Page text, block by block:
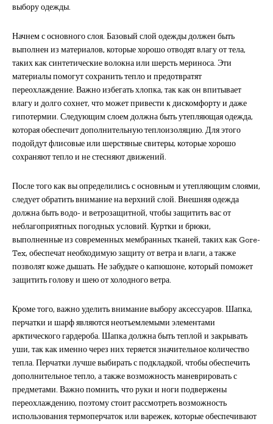
выбору одежды.
Начнем с основного слоя. Базовый слой одежды должен быть
выполнен из материалов, которые хорошо отводят влагу от тела,
таких как синтетические волокна или шерсть мериноса. Эти
материалы помогут сохранить тепло и предотвратят
переохлаждение. Важно избегать хлопка, так как он впитывает
влагу и долго сохнет, что может привести к дискомфорту и даже
гипотермии. Следующим слоем должна быть утепляющая одежда,
которая обеспечит дополнительную теплоизоляцию. Для этого
подойдут флисовые или шерстяные свитеры, которые хорошо
сохраняют тепло и не стесняют движений.
После того как вы определились с основным и утепляющим слоями,
следует обратить внимание на верхний слой. Внешняя одежда
должна быть водо- и ветрозащитной, чтобы защитить вас от
неблагоприятных погодных условий. Куртки и брюки,
выполненные из современных мембранных тканей, таких как Gore-
Tex, обеспечат необходимую защиту от ветра и влаги, а также
позволят коже дышать. Не забудьте о капюшоне, который поможет
защитить голову и шею от холодного ветра.
Кроме того, важно уделить внимание выбору аксессуаров. Шапка,
перчатки и шарф являются неотъемлемыми элементами
арктического гардероба. Шапка должна быть теплой и закрывать
уши, так как именно через них теряется значительное количество
тепла. Перчатки лучше выбирать с подкладкой, чтобы обеспечить
дополнительное тепло, а также возможность маневрировать с
предметами. Важно помнить, что руки и ноги подвержены
переохлаждению, поэтому стоит рассмотреть возможность
использования термоперчаток или варежек, которые обеспечивают